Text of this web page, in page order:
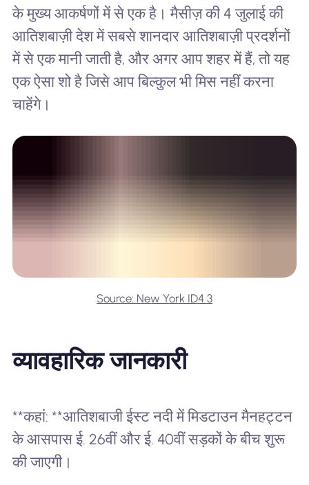
के मुख्य आकर्षणों में से एक है। मैसीज़ की 4 जुलाई की
आतिशबाज़ी देश में सबसे शानदार आतिशबाज़ी प्रदर्शनों
में से एक मानी जाती है, और अगर आप शहर में हैं, तो यह
एक ऐसा शो है जिसे आप बिल्कुल भी मिस नहीं करना
चाहेंगे।
Source: New York ID4 3
व्यावहारिक जानकारी
**कहां: **आतिशबाजी ईस्ट नदी में मिडटाउन मैनहट्टन
के आसपास ई. 26वीं और ई. 40वीं सड़कों के बीच शुरू
की जाएगी।